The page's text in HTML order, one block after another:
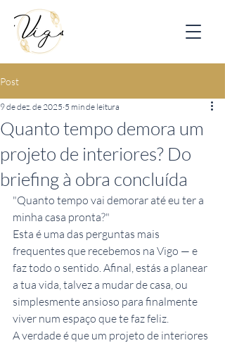
Post
Quanto tempo demora um
projeto de interiores? Do
briefing à obra concluída
9 de dez. de 2025 5 min de leitura
"Quanto tempo vai demorar até eu ter a
minha casa pronta?"
Esta é uma das perguntas mais
frequentes que recebemos na Vigo — e
faz todo o sentido. Afinal, estás a planear
a tua vida, talvez a mudar de casa, ou
simplesmente ansioso para finalmente
viver num espaço que te faz feliz.
A verdade é que um projeto de interiores